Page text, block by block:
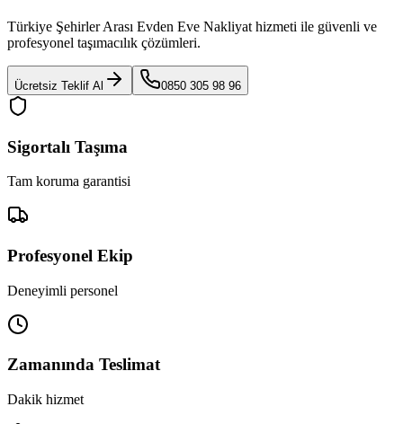
Türkiye Şehirler Arası Evden Eve Nakliyat hizmeti ile güvenli ve
profesyonel taşımacılık çözümleri.
Ücretsiz Teklif Al 0850 305 98 96
Sigortalı Taşıma
Tam koruma garantisi
Profesyonel Ekip
Deneyimli personel
Zamanında Teslimat
Dakik hizmet